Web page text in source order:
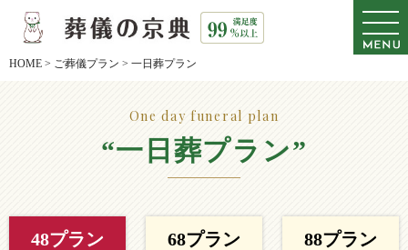
HOME > ご葬儀プラン > 一日葬プラン
One day funeral plan
“一日葬プラン”
48プラン 68プラン 88プラン